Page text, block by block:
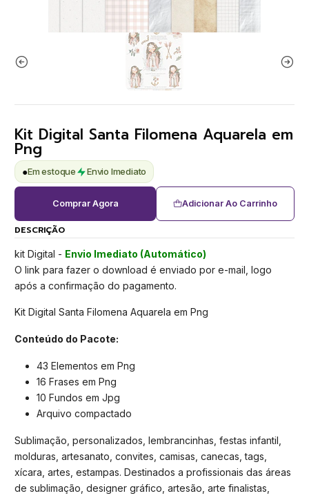
Kit Digital Santa Filomena Aquarela em
Png
●Em estoque Envio Imediato
Adicionar Ao Carrinho
Comprar Agora
DESCRIÇÃO
kit Digital - Envio Imediato (Automático)
O link para fazer o download é enviado por e-mail, logo
após a confirmação do pagamento.
Kit Digital Santa Filomena Aquarela em Png
Conteúdo do Pacote:
43 Elementos em Png
16 Frases em Png
10 Fundos em Jpg
Arquivo compactado
Sublimação, personalizados, lembrancinhas, festas infantil,
molduras, artesanato, convites, camisas, canecas, tags,
xícara, artes, estampas. Destinados a profissionais das áreas
de sublimação, designer gráfico, artesão, arte finalistas,